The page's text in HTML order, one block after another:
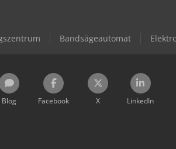
Bandsägeautomat
Blog Facebook X LinkedIn